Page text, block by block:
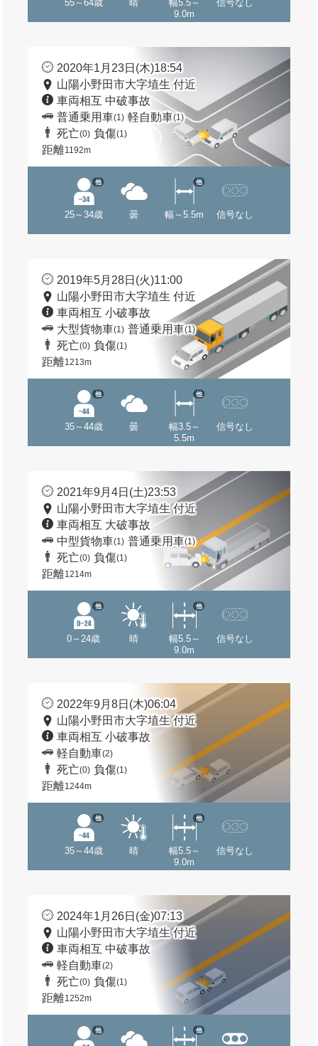
55～64歳 晴
幅5.5～
9.0m
信号なし
2020年1月23日(木)18:54
山陽小野田市大字埴生 付近
車両相互 中破事故
普通乗用車(1) 軽自動車(1)
死亡(0) 負傷(1)
距離1192m
25～34歳
他
曇 幅～5.5m
他
信号なし
2019年5月28日(火)11:00
山陽小野田市大字埴生 付近
車両相互 小破事故
大型貨物車(1) 普通乗用車(1)
死亡(0) 負傷(1)
距離1213m
35～44歳
他
曇
幅3.5～
5.5m
他
信号なし
2021年9月4日(土)23:53
山陽小野田市大字埴生 付近
車両相互 大破事故
中型貨物車(1) 普通乗用車(1)
死亡(0) 負傷(1)
距離1214m
0～24歳
他
晴
幅5.5～
9.0m
他
信号なし
2022年9月8日(木)06:04
山陽小野田市大字埴生 付近
車両相互 小破事故
軽自動車(2)
死亡(0) 負傷(1)
距離1244m
35～44歳
他
晴
幅5.5～
9.0m
他
信号なし
2024年1月26日(金)07:13
山陽小野田市大字埴生 付近
車両相互 中破事故
軽自動車(2)
死亡(0) 負傷(1)
距離1252m
他 他